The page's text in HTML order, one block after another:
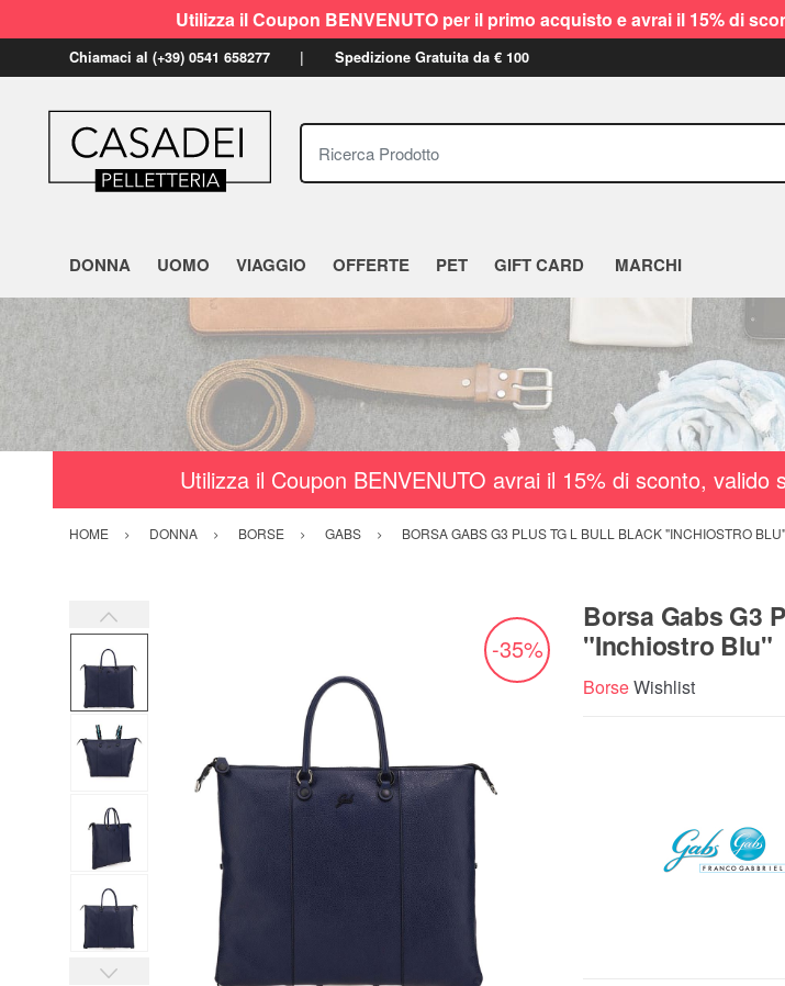
Utilizza il Coupon BENVENUTO per il primo acquisto e avrai il 15% di
Chiamaci al (+39) 0541 658277 Spedizione Gratuita da € 100
Ricerca Prodotto
DONNA UOMO VIAGGIO OFFERTE PET GIFT CARD MARCHI
Utilizza il Coupon BENVENUTO avrai il 15% di sconto,
HOME DONNA BORSE GABS BORSA GABS G3 PLUS TG L BULL BLACK "INCHIOSTRO BLU"
-35%
Borsa Gabs G3
"Inchiostro Blu"
BorseWishlist